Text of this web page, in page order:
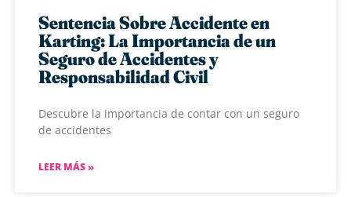
Sentencia Sobre Accidente en
Karting: La Importancia de un
Seguro de Accidentes y
Responsabilidad Civil
Descubre la importancia de contar con un seguro
de accidentes
LEER MÁS »